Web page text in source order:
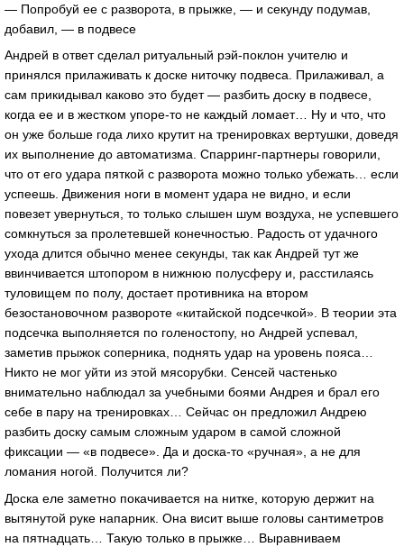
— Попробуй ее с разворота, в прыжке, — и секунду подумав,
добавил, — в подвесе
Андрей в ответ сделал ритуальный рэй-поклон учителю и
принялся прилаживать к доске ниточку подвеса. Прилаживал, а
сам прикидывал каково это будет — разбить доску в подвесе,
когда ее и в жестком упоре-то не каждый ломает… Ну и что, что
он уже больше года лихо крутит на тренировках вертушки, доведя
их выполнение до автоматизма. Спарринг-партнеры говорили,
что от его удара пяткой с разворота можно только убежать… если
успеешь. Движения ноги в момент удара не видно, и если
повезет увернуться, то только слышен шум воздуха, не успевшего
сомкнуться за пролетевшей конечностью. Радость от удачного
ухода длится обычно менее секунды, так как Андрей тут же
ввинчивается штопором в нижнюю полусферу и, расстилаясь
туловищем по полу, достает противника на втором
безостановочном развороте «китайской подсечкой». В теории эта
подсечка выполняется по голеностопу, но Андрей успевал,
заметив прыжок соперника, поднять удар на уровень пояса…
Никто не мог уйти из этой мясорубки. Сенсей частенько
внимательно наблюдал за учебными боями Андрея и брал его
себе в пару на тренировках… Сейчас он предложил Андрею
разбить доску самым сложным ударом в самой сложной
фиксации — «в подвесе». Да и доска-то «ручная», а не для
ломания ногой. Получится ли?
Доска еле заметно покачивается на нитке, которую держит на
вытянутой руке напарник. Она висит выше головы сантиметров
на пятнадцать… Такую только в прыжке… Выравниваем